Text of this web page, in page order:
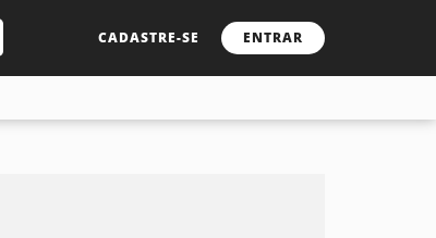
CADASTRE-SE ENTRAR